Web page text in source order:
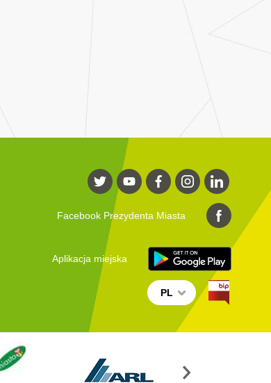
Facebook Prezydenta Miasta
Aplikacja miejska
PL